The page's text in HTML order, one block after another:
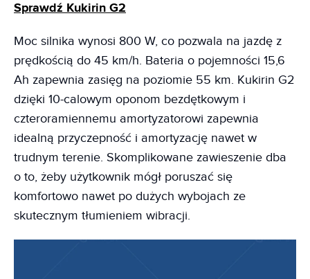
Sprawdź Kukirin G2
Moc silnika wynosi 800 W, co pozwala na jazdę z
prędkością do 45 km/h. Bateria o pojemności 15,6
Ah zapewnia zasięg na poziomie 55 km. Kukirin G2
dzięki 10-calowym oponom bezdętkowym i
czteroramiennemu amortyzatorowi zapewnia
idealną przyczepność i amortyzację nawet w
trudnym terenie. Skomplikowane zawieszenie dba
o to, żeby użytkownik mógł poruszać się
komfortowo nawet po dużych wybojach ze
skutecznym tłumieniem wibracji.